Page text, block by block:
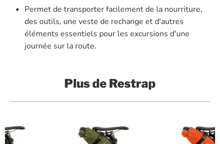
Permet de transporter facilement de la nourriture,
des outils, une veste de rechange et d'autres
éléments essentiels pour les excursions d'une
journée sur la route.
Plus de Restrap